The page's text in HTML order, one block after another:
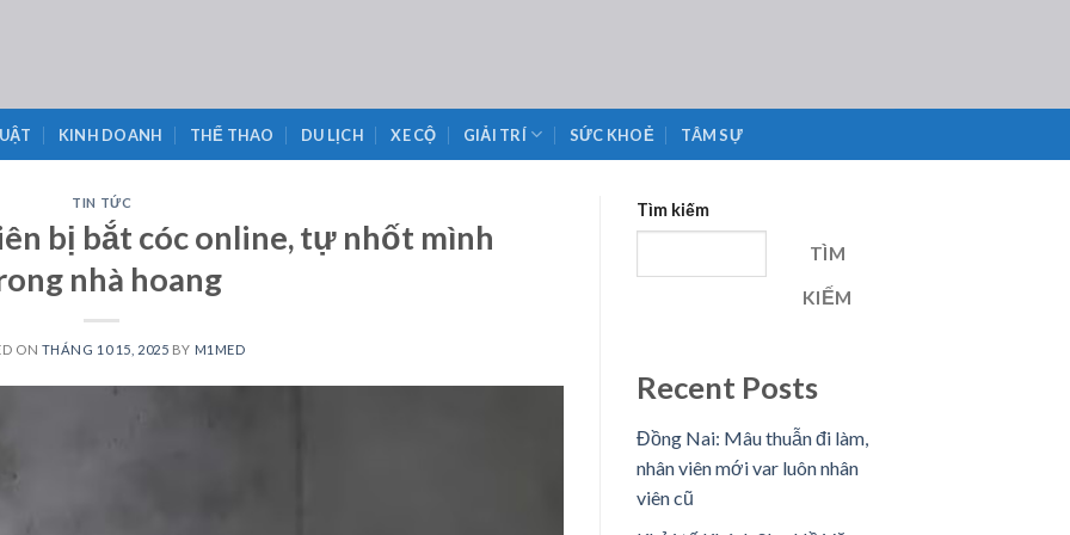
KINH DOANH THỂ THAO DU LỊCH XE CỘ GIẢI TRÍ SỨC KHOẺ TÂM SỰ
TIN TỨC
bị bắt cóc online, tự nhốt mình
nhà hoang
ON THÁNG 10 15, 2025 BY M1MED
Tìm kiếm
TÌM
KIẾM
Recent Posts
Đồng Nai: Mâu thuẫn đi làm,
nhân viên mới var luôn nhân
viên cũ